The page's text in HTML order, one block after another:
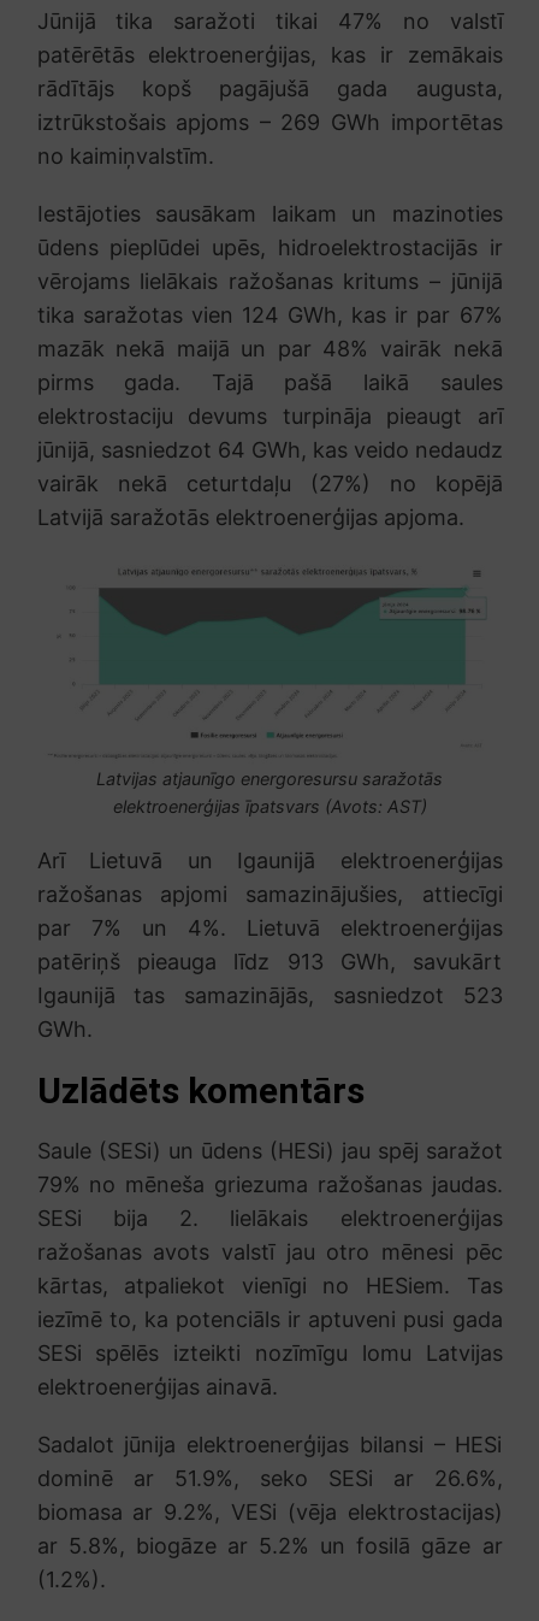
Jūnijā tika saražoti tikai 47% no valstī
patērētās elektroenerģijas, kas ir zemākais
rādītājs kopš pagājušā gada augusta,
iztrūkstošais apjoms – 269 GWh importētas
no kaimiņvalstīm.
Iestājoties sausākam laikam un mazinoties
ūdens pieplūdei upēs, hidroelektrostacijās ir
vērojams lielākais ražošanas kritums – jūnijā
tika saražotas vien 124 GWh, kas ir par 67%
mazāk nekā maijā un par 48% vairāk nekā
pirms gada. Tajā pašā laikā saules
elektrostaciju devums turpināja pieaugt arī
jūnijā, sasniedzot 64 GWh, kas veido nedaudz
vairāk nekā ceturtdaļu (27%) no kopējā
Latvijā saražotās elektroenerģijas apjoma.
Latvijas atjaunīgo energoresursu saražotās
elektroenerģijas īpatsvars (Avots: AST)
Arī Lietuvā un Igaunijā elektroenerģijas
ražošanas apjomi samazinājušies, attiecīgi
par 7% un 4%. Lietuvā elektroenerģijas
patēriņš pieauga līdz 913 GWh, savukārt
Igaunijā tas samazinājās, sasniedzot 523
GWh.
Uzlādēts komentārs
Saule (SESi) un ūdens (HESi) jau spēj saražot
79% no mēneša griezuma ražošanas jaudas.
SESi bija 2. lielākais elektroenerģijas
ražošanas avots valstī jau otro mēnesi pēc
kārtas, atpaliekot vienīgi no HESiem. Tas
iezīmē to, ka potenciāls ir aptuveni pusi gada
SESi spēlēs izteikti nozīmīgu lomu Latvijas
elektroenerģijas ainavā.
Sadalot jūnija elektroenerģijas bilansi – HESi
dominē ar 51.9%, seko SESi ar 26.6%,
biomasa ar 9.2%, VESi (vēja elektrostacijas)
ar 5.8%, biogāze ar 5.2% un fosilā gāze ar
(1.2%).